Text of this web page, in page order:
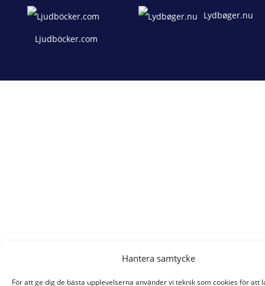
Hantera samtycke
För att ge dig de bästa upplevelserna använder vi teknik som cookies för att
Ljudböcker.com
Lydbøger.nu